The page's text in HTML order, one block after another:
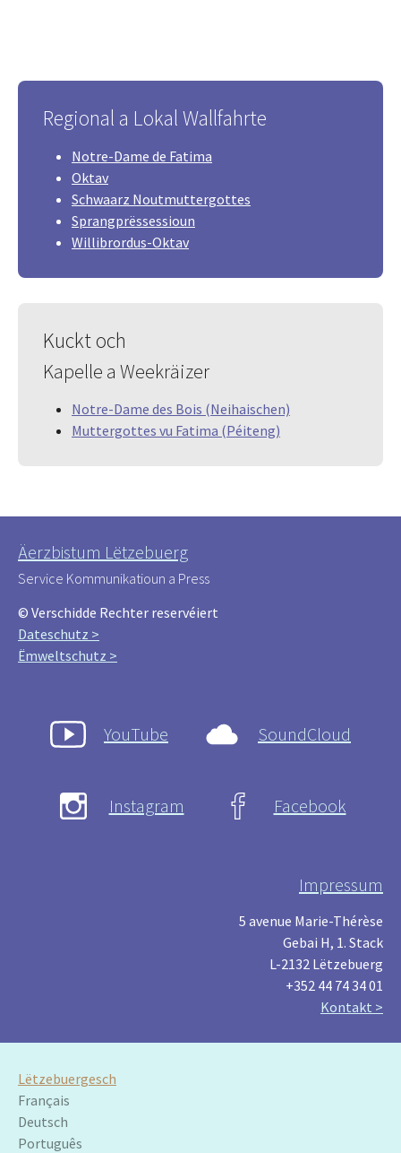
Regional a Lokal Wallfahrte
Notre-Dame de Fatima
Oktav
Schwaarz Noutmuttergottes
Sprangprëssessioun
Willibrordus-Oktav
Kuckt och
Kapelle a Weekräizer
Notre-Dame des Bois (Neihaischen)
Muttergottes vu Fatima (Péiteng)
Äerzbistum Lëtzebuerg
Service Kommunikatioun a Press
© Verschidde Rechter reservéiert
Dateschutz >
Ëmweltschutz >
YouTube SoundCloud
Instagram Facebook
Impressum
5 avenue Marie-Thérèse
Gebai H, 1. Stack
L-2132 Lëtzebuerg
+352 44 74 34 01
Kontakt >
Lëtzebuergesch
Français
Deutsch
Português